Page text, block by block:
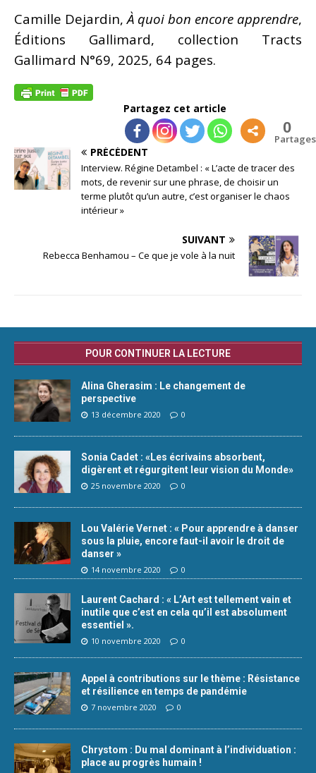
Camille Dejardin,À quoi bon encore apprendre,
Éditions Gallimard, collection Tracts
Gallimard N°69, 2025, 64 pages.
Partagez cet article
0
Partages
PRÉCÉDENT
Interview. Régine Detambel : « L’acte de tracer des
mots, de revenir sur une phrase, de choisir un
terme plutôt qu’un autre, c’est organiser le chaos
intérieur »
SUIVANT
Rebecca Benhamou – Ce que je vole à la nuit
POUR CONTINUER LA LECTURE
Alina Gherasim : Le changement de
perspective
13 décembre 2020 0
Sonia Cadet : «Les écrivains absorbent,
digèrent et régurgitent leur vision du Monde»
25 novembre 2020 0
Lou Valérie Vernet : « Pour apprendre à danser
sous la pluie, encore faut-il avoir le droit de
danser »
14 novembre 2020 0
Laurent Cachard : « L’Art est tellement vain et
inutile que c’est en cela qu’il est absolument
essentiel ».
10 novembre 2020 0
Appel à contributions sur le thème : Résistance
et résilience en temps de pandémie
7 novembre 2020 0
Chrystom : Du mal dominant à l’individuation :
place au progrès humain !